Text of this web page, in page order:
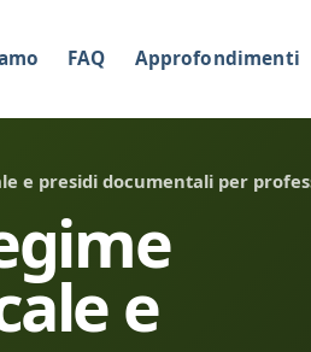
FAQ Approfondimenti
e presidi documentali per
e